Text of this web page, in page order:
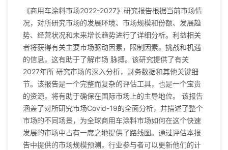
《商用车涂料市场2022-2027》研究报告根据当前市场情
况，对所研究市场的发展环境、市场规模和份额、发展趋
势、经营状况和未来增长趋势进行了详细分析。利益相关
者将获得有关主要市场驱动因素，限制因素，挑战和机遇
的信息，这有助于了解市场 脉搏。该研究提供了有关
2027年所 研究市场的深入分析，财务数据和其他关键细
节。该报告是一个完整而复杂的评估工具，也是一个宝贵
的资源，将有助于确保在国际市场上的主导地位。 该报告
涵盖了对所研究市场Covid-19的全面分析，并描述了整个
市场的不同场景，为全球商用车涂料市场如何在这个快速
发展的市场中占有一席之地提供了路线图。通过评估本报
告中提供的市场规模预测，行业参与者可以更新他们的计